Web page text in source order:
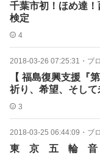
千葉市初！ほめ達
検定
4
2018-03-26 07:25:31 ・ ブ
【 福島復興支援『
祈り、希望、そして
3
2018-03-25 06:44:09 ・ ブ
東 京 五 輪 音